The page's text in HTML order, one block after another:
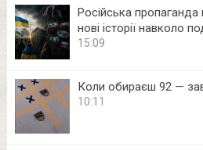
Російська
нові історії навколо
15:09
Коли обираєш 92 —
10:11